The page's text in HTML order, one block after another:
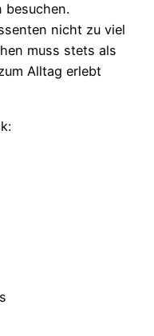
besuchen.
nicht zu viel
muss stets als
Alltag erlebt